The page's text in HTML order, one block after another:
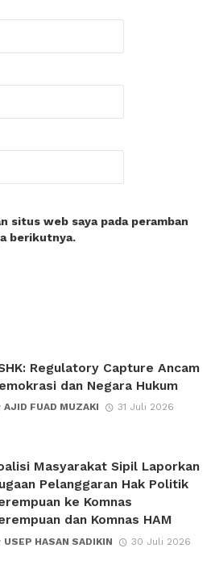
situs web saya pada peramban
berikutnya.
Regulatory Capture Ancam
dan Negara Hukum
AJID FUAD MUZAKI 31 Juli 2026
Masyarakat Sipil Laporkan
Pelanggaran Hak Politik
ke Komnas
dan Komnas HAM
USEP HASAN SADIKIN 30 Juli 2026